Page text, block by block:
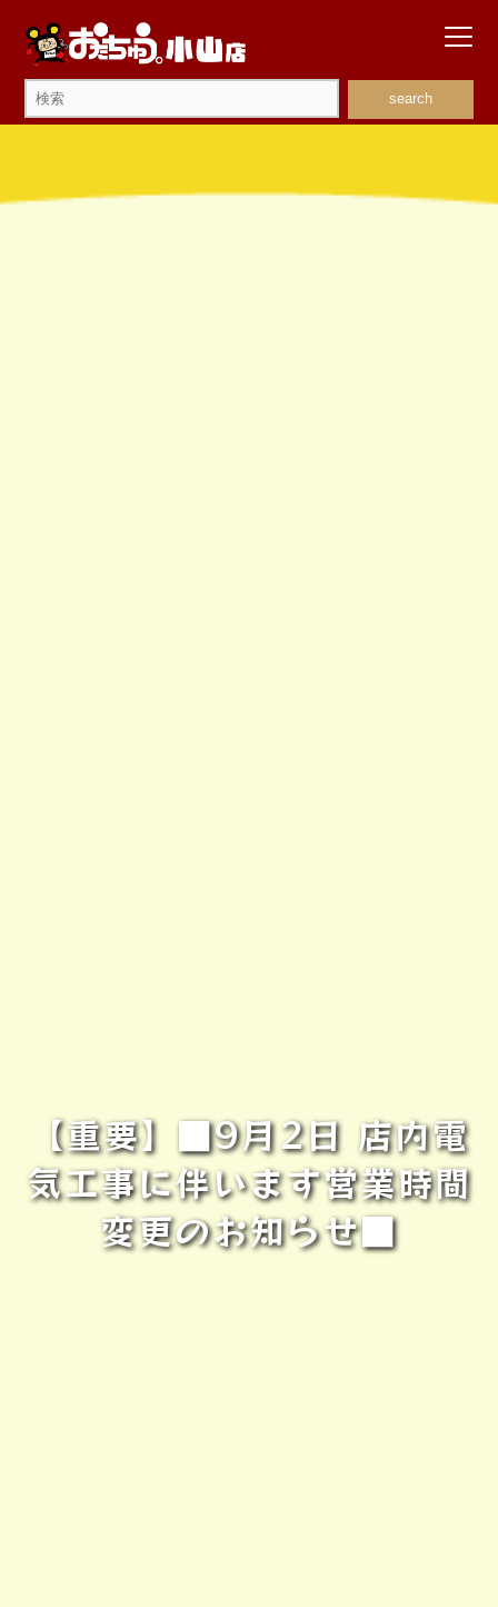
search
【重要】■9月2日 店内電
気工事に伴います営業時間
変更のお知らせ■